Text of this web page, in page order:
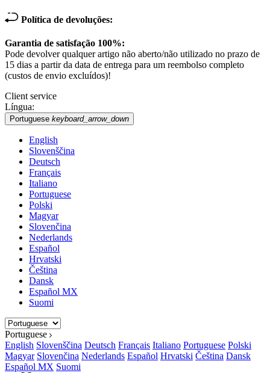
Política de devoluções:
Garantia de satisfação 100%:
Pode devolver qualquer artigo não aberto/não utilizado no prazo de
15 dias a partir da data de entrega para um reembolso completo
(custos de envio excluídos)!
Client service
Língua:
Portuguese keyboard_arrow_down
English
Slovenščina
Deutsch
Français
Italiano
Portuguese
Polski
Magyar
Slovenčina
Nederlands
Español
Hrvatski
Čeština
Dansk
Español MX
Suomi
Portuguese
English Slovenščina Deutsch Français Italiano Portuguese Polski
Magyar Slovenčina Nederlands Español Hrvatski Čeština Dansk
Español MX Suomi